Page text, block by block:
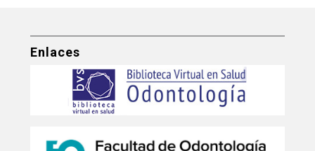
Enlaces